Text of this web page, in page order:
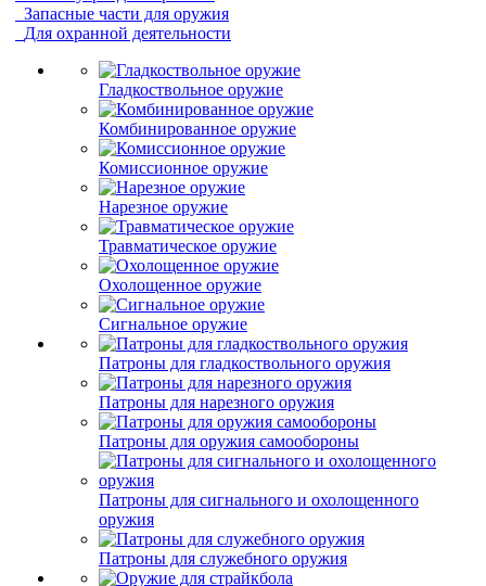
Запасные части для оружия
Для охранной деятельности
Гладкоствольное оружие
Комбинированное оружие
Комиссионное оружие
Нарезное оружие
Травматическое оружие
Охолощенное оружие
Сигнальное оружие
Патроны для гладкоствольного оружия
Патроны для нарезного оружия
Патроны для оружия самообороны
Патроны для сигнального и охолощенного
оружия
Патроны для служебного оружия